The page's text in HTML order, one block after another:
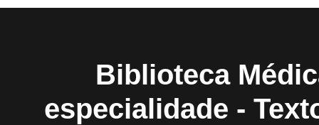
Biblioteca
especialidade -